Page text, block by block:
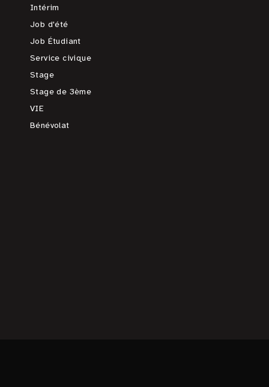
Intérim
Job d'été
Job Étudiant
Service civique
Stage
Stage de 3ème
VIE
Bénévolat